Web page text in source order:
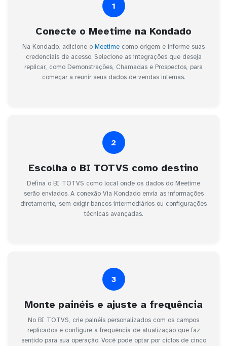
1
Conecte o Meetime na Kondado
Na Kondado, adicione o Meetime como origem e informe suas
credenciais de acesso. Selecione as integrações que deseja
replicar, como Demonstrações, Chamadas e Prospectos, para
começar a reunir seus dados de vendas internas.
2
Escolha o BI TOTVS como destino
Defina o BI TOTVS como local onde os dados do Meetime
serão enviados. A conexão Via Kondado envia as informações
diretamente, sem exigir bancos intermediários ou configurações
técnicas avançadas.
3
Monte painéis e ajuste a frequência
No BI TOTVS, crie painéis personalizados com os campos
replicados e configure a frequência de atualização que faz
sentido para sua operação. Você pode optar por ciclos de cinco